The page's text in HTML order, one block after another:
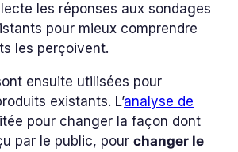
les réponses aux sondages
pour mieux comprendre
les perçoivent.
ensuite utilisées pour
existants. L’analyse de
pour changer la façon dont
par le public, pour changer le